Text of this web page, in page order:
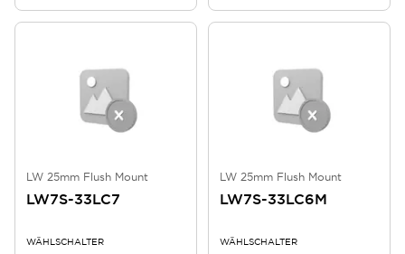
LW 25mm Flush Mount
LW7S-33LC7
WÄHLSCHALTER
LW 25mm Flush Mount
LW7S-33LC6M
WÄHLSCHALTER